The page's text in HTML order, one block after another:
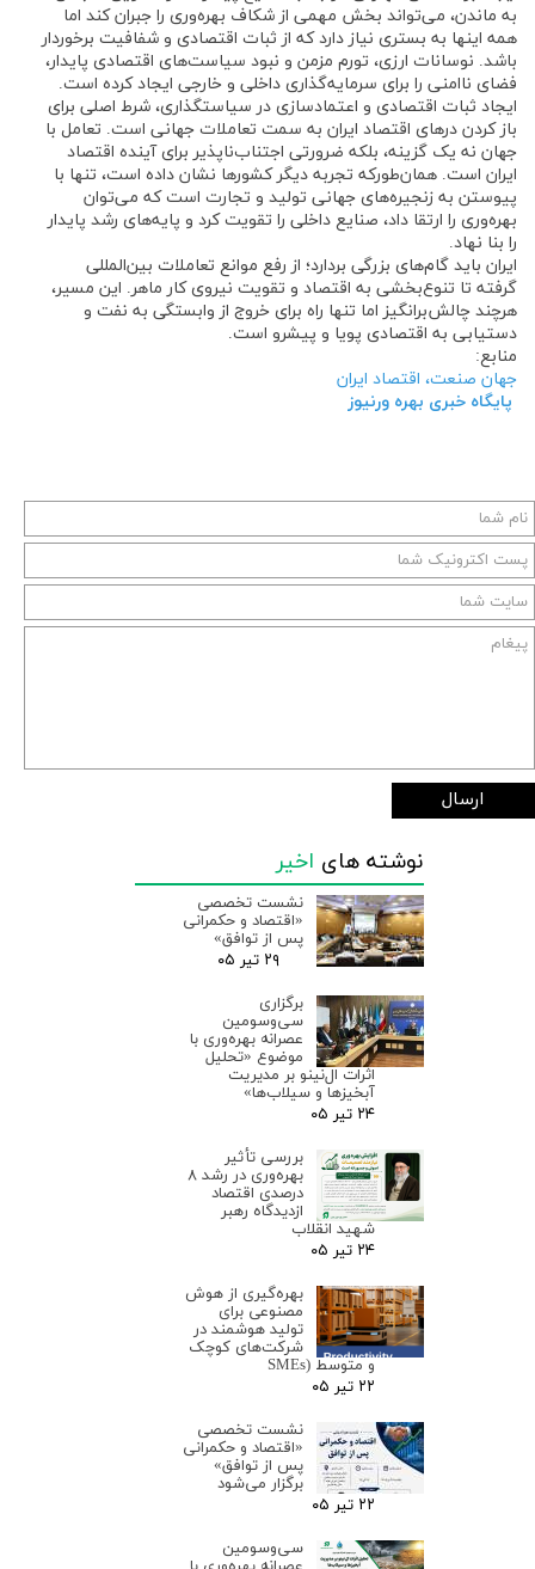
به ماندن، می‌تواند بخش مهمی از شکاف بهره‌وری را جبران کند اما
همه اینها به بستری نیاز دارد که از ثبات اقتصادی و شفافیت برخوردار
باشد. نوسانات ارزی، تورم مزمن و نبود سیاست‌های اقتصادی پایدار،
فضای ناامنی را برای سرمایه‌گذاری داخلی و خارجی ایجاد کرده است.
ایجاد ثبات اقتصادی و اعتمادسازی در سیاستگذاری، شرط اصلی برای
باز کردن درهای اقتصاد ایران به سمت تعاملات جهانی است. تعامل با
جهان نه یک گزینه، بلکه ضرورتی اجتناب‌ناپذیر برای آینده اقتصاد
ایران است. همان‌طورکه تجربه دیگر کشورها نشان داده است، تنها با
پیوستن به زنجیره‌های جهانی تولید و تجارت است که می‌توان
بهره‌وری را ارتقا داد، صنایع داخلی را تقویت کرد و پایه‌های رشد پایدار
را بنا نهاد.
ایران باید گام‌های بزرگی بردارد؛ از رفع موانع تعاملات بین‌المللی
گرفته تا تنوع‌بخشی به اقتصاد و تقویت نیروی کار ماهر. این مسیر،
هرچند چالش‌برانگیز اما تنها راه برای خروج از وابستگی به نفت و
دستیابی به اقتصادی پویا و پیشرو است.
منابع:
جهان صنعت، اقتصاد ایران
پایگاه خبری بهره ورنیوز
ارسال
نوشته های اخیر
نشست تخصصی
«اقتصاد و حکمرانی
پس از توافق»
۲۹ تیر ۰۵
برگزاری
سی‌وسومین
عصرانه بهره‌وری با
موضوع «تحلیل
اثرات ال‌نینو بر مدیریت
آبخیزها و سیلاب‌ها»
۲۴ تیر ۰۵
بررسی تأثیر
بهره‌وری در رشد ۸
درصدی اقتصاد
ازدیدگاه رهبر
شهید انقلاب
۲۴ تیر ۰۵
بهره‌گیری از هوش
مصنوعی برای
تولید هوشمند در
شرکت‌های کوچک
و متوسط (SMEs
۲۲ تیر ۰۵
نشست تخصصی
«اقتصاد و حکمرانی
پس از توافق»
برگزار می‌شود
۲۲ تیر ۰۵
سی‌وسومین